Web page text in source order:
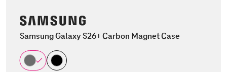
Samsung Galaxy S26+ Carbon Magnet Case